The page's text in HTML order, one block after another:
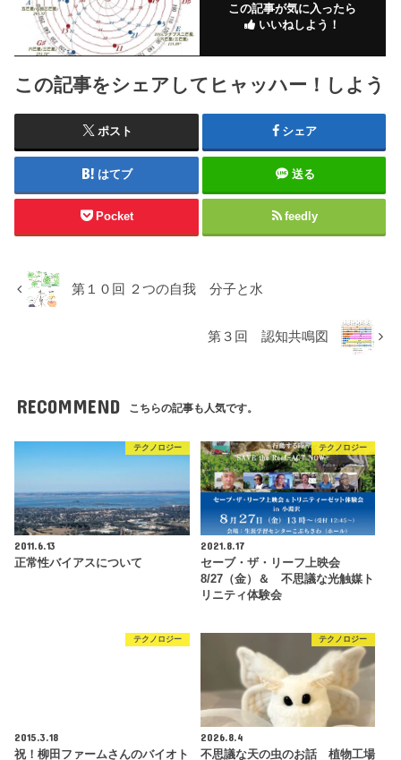
この記事が気に入ったら
いいねしよう！
この記事をシェアしてヒャッハー！しよう
ポスト シェア
はてブ 送る
Pocket feedly
第１０回 ２つの自我 分子と水
第３回 認知共鳴図
RECOMMEND こちらの記事も人気です。
テクノロジー
2011.6.13
正常性バイアスについて
テクノロジー
2021.8.17
セーブ・ザ・リーフ上映会
8/27（金）＆ 不思議な光触媒ト
リニティ体験会
テクノロジー
2015.3.18
祝！柳田ファームさんのバイオト
テクノロジー
2026.8.4
不思議な天の虫のお話 植物工場